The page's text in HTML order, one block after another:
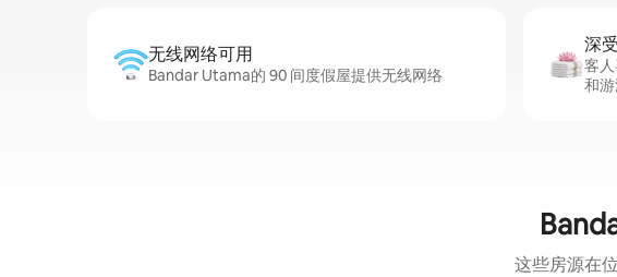
无线网络可用
Bandar Utama的 90 间度假屋提供无线网络
深
客
和
这些房源在